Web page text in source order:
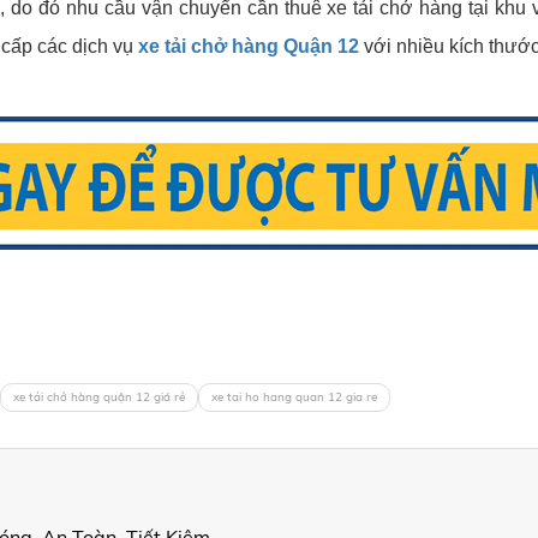
do đó nhu cầu vận chuyển cần thuê xe tải chở hàng tại
các dịch vụ xe tải chở hàng Quận 12 với nhiều kích
xe tải chở hàng quận 12 giá rẻ xe tai ho hang quan 12 gia re